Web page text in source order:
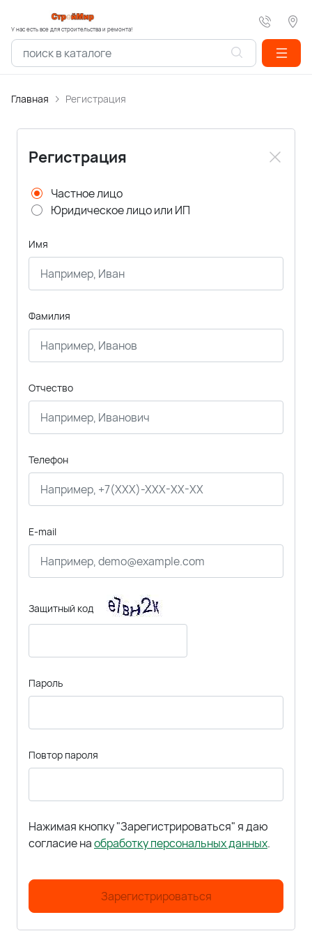
У нас есть все для строительства и ремонта!
Главная Регистрация
Регистрация
Частное лицо
Юридическое лицо или ИП
Имя
Фамилия
Отчество
Телефон
E-mail
Защитный код
Пароль
Повтор пароля
Нажимая кнопку "Зарегистрироваться" я даю
согласие наобработку персональных данных.
Зарегистрироваться